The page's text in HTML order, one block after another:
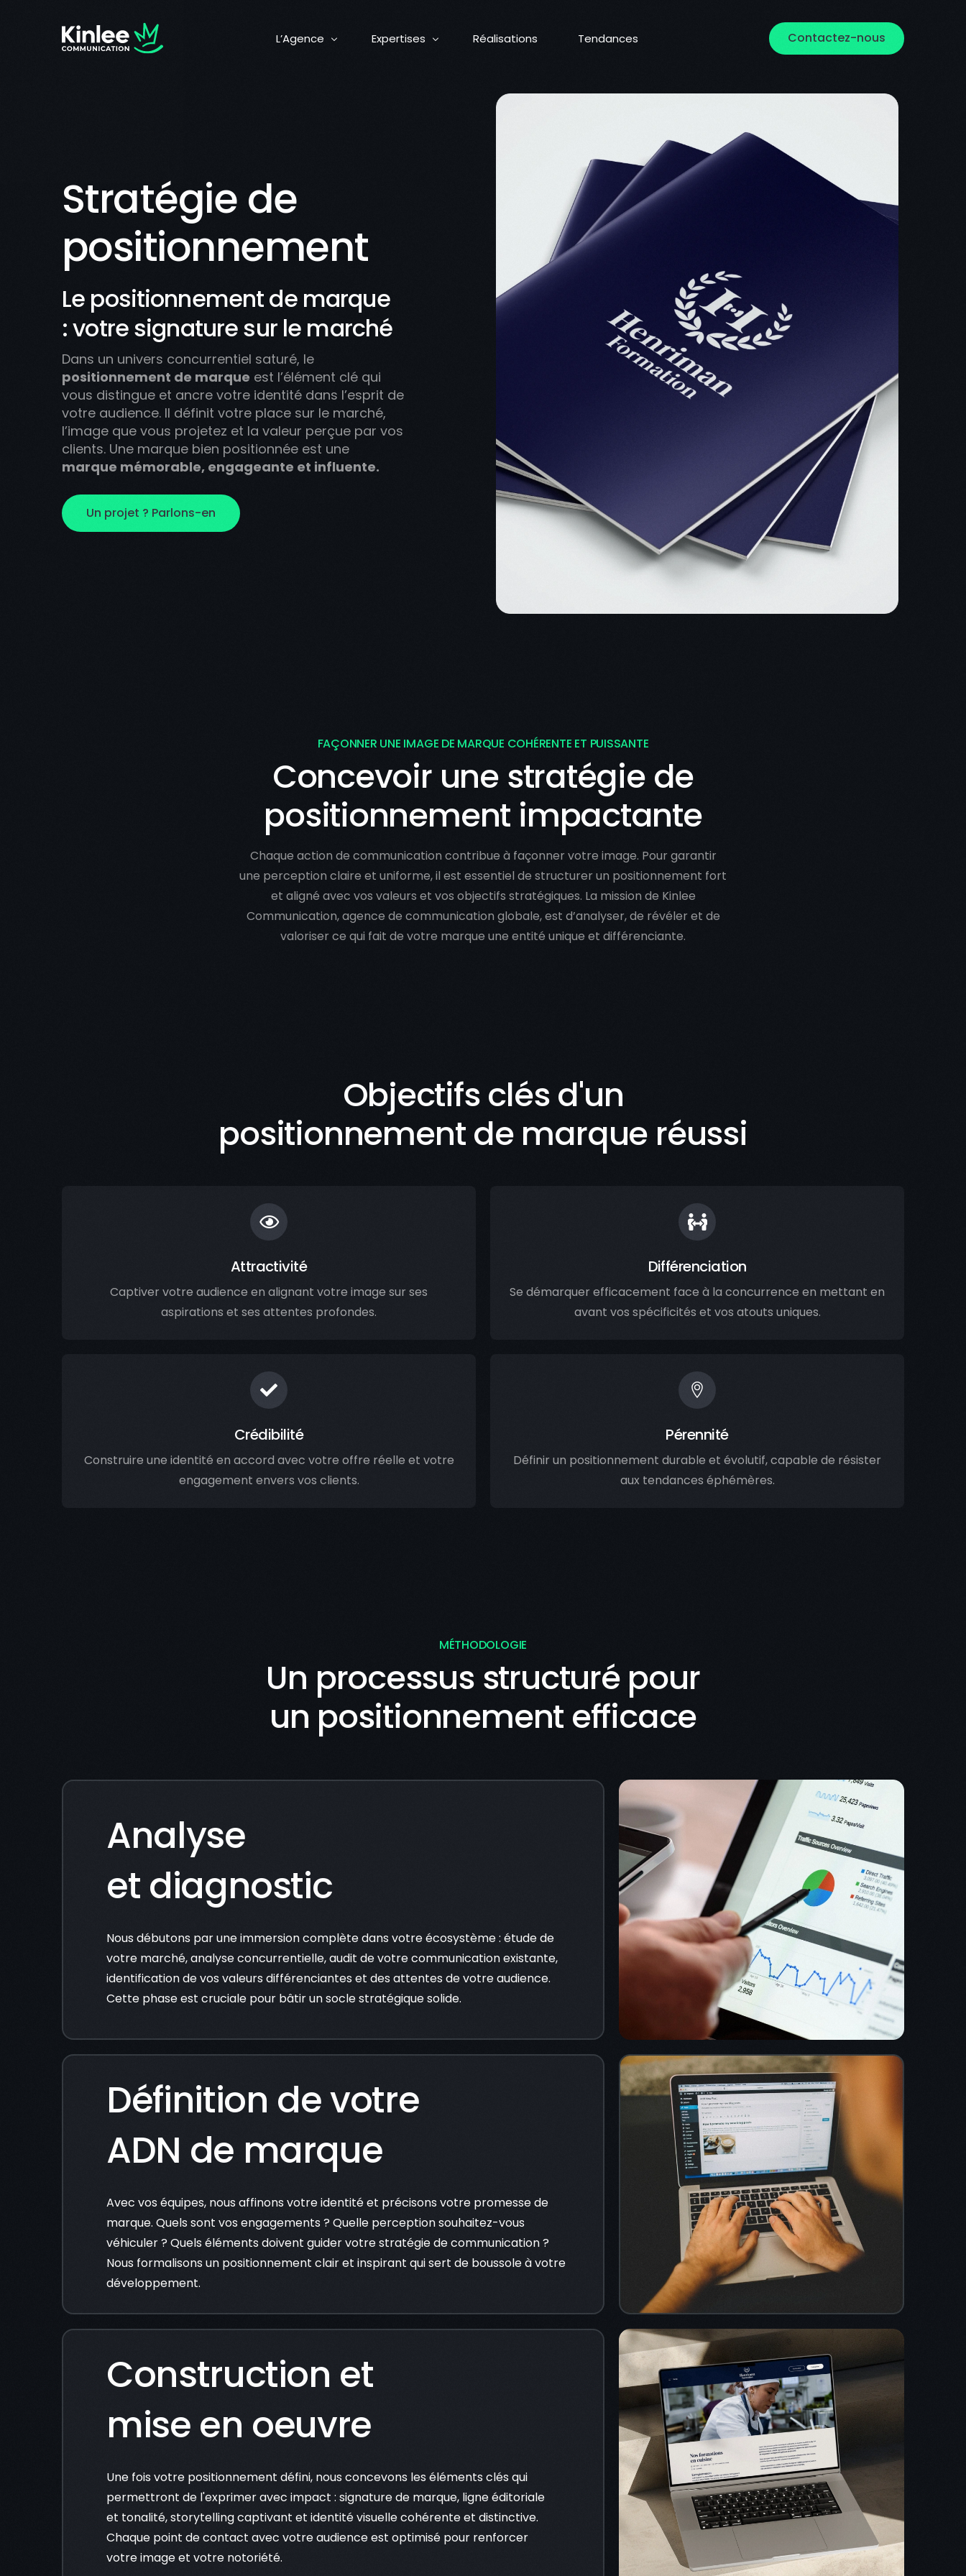
L’Agence
Notre équipe
Expertises
Formation en communication et IA
Réalisations Tendances Contactez-nous
Stratégie de
positionnement
Le positionnement de marque
: votre signature sur le marché
Dans un univers concurrentiel saturé, le
positionnement de marque est l’élément clé qui
vous distingue et ancre votre identité dans l’esprit de
votre audience. Il définit votre place sur le marché,
l’image que vous projetez et la valeur perçue par vos
clients. Une marque bien positionnée est une
marque mémorable, engageante et influente.
Un projet ? Parlons-en
FAÇONNER UNE IMAGE DE MARQUE COHÉRENTE ET PUISSANTE
Concevoir une stratégie de
positionnement impactante
Chaque action de communication contribue à façonner votre image. Pour garantir
une perception claire et uniforme, il est essentiel de structurer un positionnement fort
et aligné avec vos valeurs et vos objectifs stratégiques. La mission de Kinlee
Communication, agence de communication globale, est d’analyser, de révéler et de
valoriser ce qui fait de votre marque une entité unique et différenciante.
Objectifs clés d'un
positionnement de marque réussi
Attractivité
Captiver votre audience en alignant votre image sur ses
aspirations et ses attentes profondes.
Différenciation
Se démarquer efficacement face à la concurrence en mettant en
avant vos spécificités et vos atouts uniques.
Crédibilité
Construire une identité en accord avec votre offre réelle et votre
engagement envers vos clients.
Pérennité
Définir un positionnement durable et évolutif, capable de résister
aux tendances éphémères.
MÉTHODOLOGIE
Un processus structuré pour
un positionnement efficace
Analyse
et diagnostic
Nous débutons par une immersion complète dans votre écosystème : étude de
votre marché, analyse concurrentielle, audit de votre communication existante,
identification de vos valeurs différenciantes et des attentes de votre audience.
Cette phase est cruciale pour bâtir un socle stratégique solide.
Définition de votre
ADN de marque
Avec vos équipes, nous affinons votre identité et précisons votre promesse de
marque. Quels sont vos engagements ? Quelle perception souhaitez-vous
véhiculer ? Quels éléments doivent guider votre stratégie de communication ?
Nous formalisons un positionnement clair et inspirant qui sert de boussole à votre
développement.
Construction et
mise en oeuvre
Une fois votre positionnement défini, nous concevons les éléments clés qui
permettront de l'exprimer avec impact : signature de marque, ligne éditoriale
et tonalité, storytelling captivant et identité visuelle cohérente et distinctive.
Chaque point de contact avec votre audience est optimisé pour renforcer
votre image et votre notoriété.